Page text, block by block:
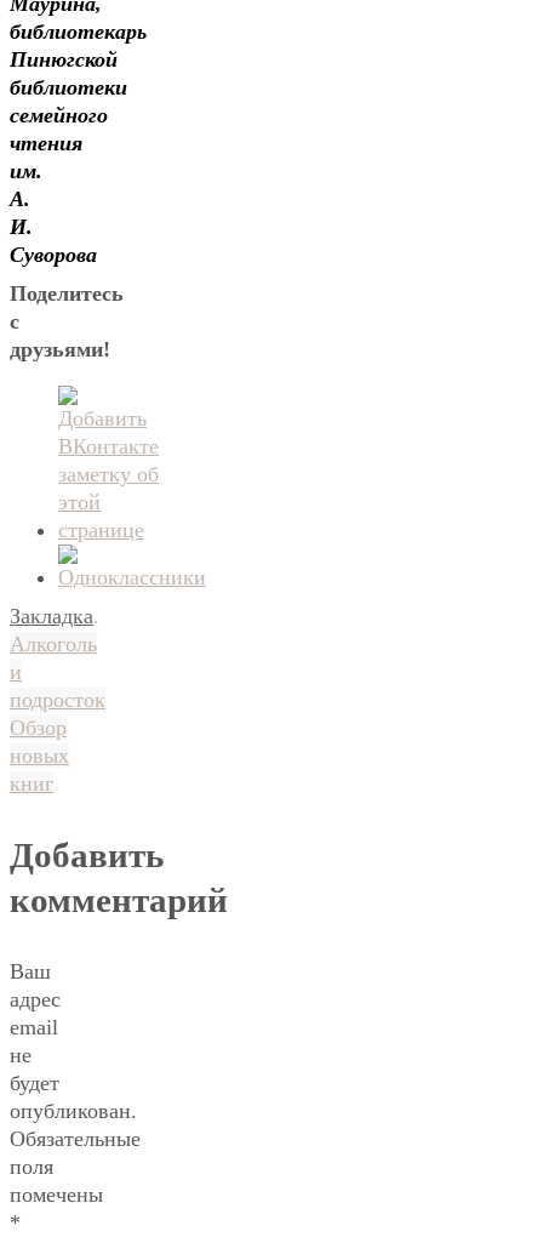
библиотекарь
Пинюгской
библиотеки
семейного
чтения
им.
А.
И.
Суворова
Поделитесь
с
друзьями!
Закладка.
Алкоголь
и
подросток
Обзор
новых
книг
Добавить
комментарий
Ваш
адрес
email
не
будет
опубликован.
Обязательные
поля
помечены
*